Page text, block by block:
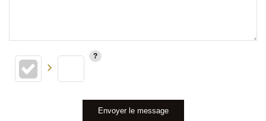
Envoyer le message